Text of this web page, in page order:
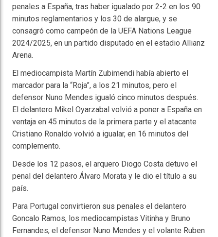
penales a España, tras haber igualado por 2-2 en los 90
minutos reglamentarios y los 30 de alargue, y se
consagró como campeón de la UEFA Nations League
2024/2025, en un partido disputado en el estadio Allianz
Arena.
El mediocampista Martín Zubimendi había abierto el
marcador para la “Roja”, a los 21 minutos, pero el
defensor Nuno Mendes igualó cinco minutos después.
El delantero Mikel Oyarzabal volvió a poner a España en
ventaja en 45 minutos de la primera parte y el atacante
Cristiano Ronaldo volvió a igualar, en 16 minutos del
complemento.
Desde los 12 pasos, el arquero Diogo Costa detuvo el
penal del delantero Álvaro Morata y le dio el título a su
país.
Para Portugal convirtieron sus penales el delantero
Goncalo Ramos, los mediocampistas Vitinha y Bruno
Fernandes, el defensor Nuno Mendes y el volante Ruben